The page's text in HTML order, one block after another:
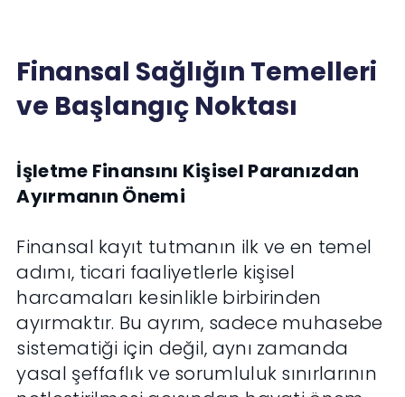
Finansal Sağlığın Temelleri
ve Başlangıç Noktası
İşletme Finansını Kişisel Paranızdan
Ayırmanın Önemi
Finansal kayıt tutmanın ilk ve en temel
adımı, ticari faaliyetlerle kişisel
harcamaları kesinlikle birbirinden
ayırmaktır. Bu ayrım, sadece muhasebe
sistematiği için değil, aynı zamanda
yasal şeffaflık ve sorumluluk sınırlarının